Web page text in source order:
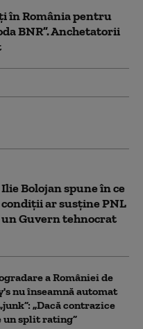
în România pentru
BNR”. Anchetatorii
Ilie Bolojan spune în ce
condiții ar susține PNL
un Guvern tehnocrat
a României de
nu înseamnă automat
„Dacă contrazice
un split rating”